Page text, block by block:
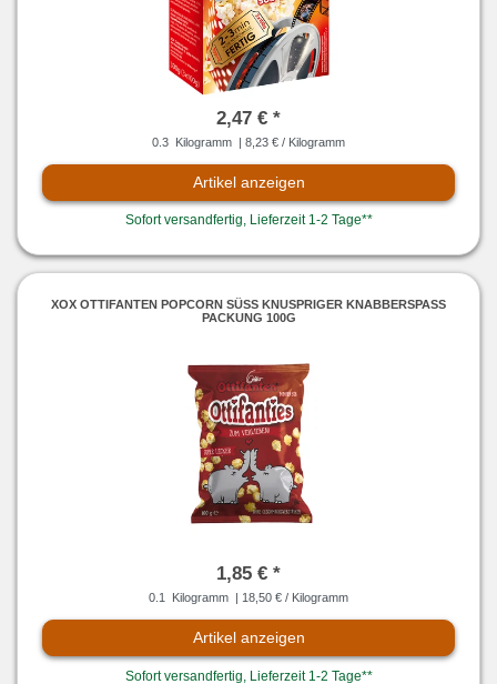
2,47 € *
0.3 Kilogramm | 8,23 € / Kilogramm
Artikel anzeigen
Sofort versandfertig, Lieferzeit 1-2 Tage**
XOX OTTIFANTEN POPCORN SÜSS KNUSPRIGER KNABBERSPASS PA
CKUNG 100G
1,85 € *
0.1 Kilogramm | 18,50 € / Kilogramm
Artikel anzeigen
Sofort versandfertig, Lieferzeit 1-2 Tage**